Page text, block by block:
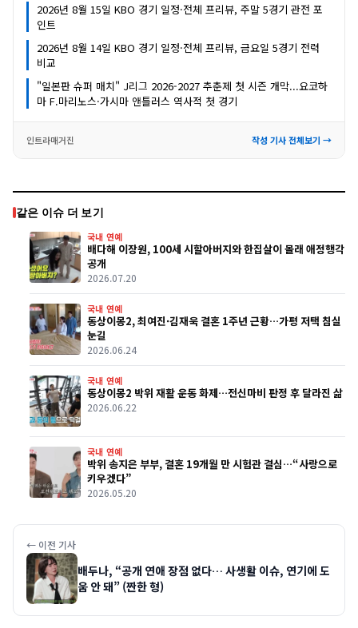
2026년 8월 15일 KBO 경기 일정·전체 프리뷰, 주말 5경기 관전 포
인트
2026년 8월 14일 KBO 경기 일정·전체 프리뷰, 금요일 5경기 전력
비교
"일본판 슈퍼 매치" J리그 2026-2027 추춘제 첫 시즌 개막...요코하
마 F.마리노스·가시마 앤틀러스 역사적 첫 경기
인트라매거진 작성 기사 전체보기 →
같은 이슈 더 보기
국내 연예
배다해 이장원, 100세 시할아버지와 한집살이 몰래 애정행각
공개
2026.07.20
국내 연예
동상이몽2, 최여진·김재욱 결혼 1주년 근황…가평 저택 침실
눈길
2026.06.24
국내 연예
동상이몽2 박위 재활 운동 화제…전신마비 판정 후 달라진 삶
2026.06.22
국내 연예
박위 송지은 부부, 결혼 19개월 만 시험관 결심…“사랑으로
키우겠다”
2026.05.20
← 이전 기사
배두나, “공개 연애 장점 없다… 사생활 이슈, 연기에 도
움 안 돼” (짠한 형)